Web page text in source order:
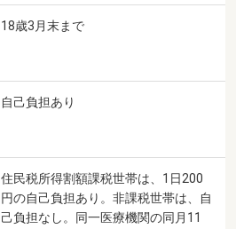
18歳3月末まで
自己負担あり
住民税所得割額課税世帯は、1日200
円の自己負担あり。非課税世帯は、自
己負担なし。同一医療機関の同月11